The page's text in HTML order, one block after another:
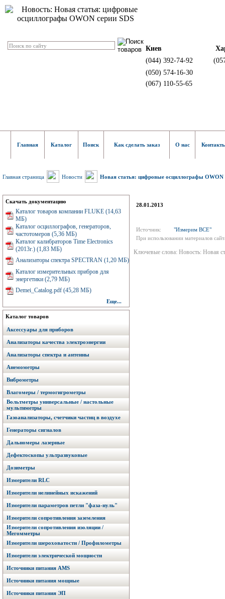
Киев
(044) 392-74-92
(050) 574-16-30
(067) 110-55-65
Главная Каталог Поиск Как сделать заказ О нас
Главная страница Новости Новая статья: цифровые осциллографы OWON
Скачать документацию
Каталог товаров компании FLUKE (14,63
МБ)
Каталог осциллографов, генераторов,
частотомеров (5,36 МБ)
Каталог калибраторов Time Electronics
(2013г.) (1,83 МБ)
Анализаторы спектра SPECTRAN (1,20 МБ)
Каталог измерительных прибров для
энергетики (2,79 МБ)
Demei_Catalog.pdf (45,28 МБ)
Еще...
Каталог товаров
Аксессуары для приборов
Анализаторы качества электроэнергии
Анализаторы спектра и антенны
Анемометры
Виброметры
Влагомеры / термогигрометры
Вольтметры универсальные / настольные
мультиметры
Газоанализаторы, счетчики частиц в воздухе
Генераторы сигналов
Дальномеры лазерные
Дефектоскопы ультразвуковые
Дозиметры
Измерители RLC
Измерители нелинейных искажений
Измерители параметров петли "фаза-нуль"
Измерители сопротивления заземления
Измерители сопротивления изоляции /
Мегомметры
Измерители шероховатости / Профилометры
Измерители электрической мощности
Источники питания AMS
Источники питания мощные
Источники питания ЭП
28.01.2013
Источник:
"Измерим ВСЕ"
При использовании материалов
Ключевые слова: Новость: Новая